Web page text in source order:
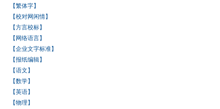
【繁体字】
【校对网闲情】
【方言校标】
【网络语言】
【企业文字标准】
【报纸编辑】
【语文】
【数学】
【英语】
【物理】